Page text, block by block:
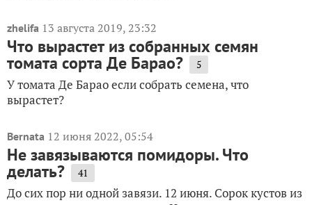
zhelifa 13 августа 2019, 23:32
Что вырастет из собранных семян
томата сорта Де Барао? 5
У томата Де Барао если собрать семена, что
вырастет?
Bernata 12 июня 2022, 05:54
Не завязываются помидоры. Что
делать? 41
До сих пор ни одной завязи. 12 июня. Сорок кустов из